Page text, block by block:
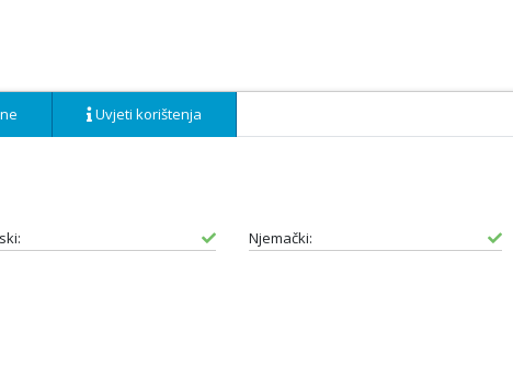
Uvjeti korištenja
Njemački: